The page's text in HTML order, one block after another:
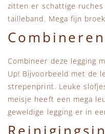
zitten er schattige
tailleband. Mega fijn
Combineren
Combineer deze legging
Up! Bijvoorbeeld met de
strepenprint. Leuke
meisje heeft een mega
geweldige legging er in